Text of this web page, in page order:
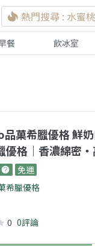
熱門搜尋 : 水蜜
餐 飲冰室
品菓希臘優格
優格｜香濃綿密
免運
希臘優格
0 0評論